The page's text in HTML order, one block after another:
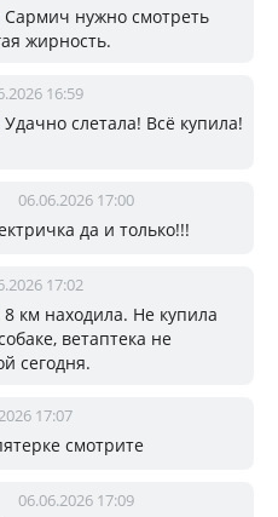
Сармич нужно смотреть
жирность.
16:59
Удачно слетала! Всё купила!
06.06.2026 17:00
да и только!!!
17:02
8 км находила. Не купила
ветаптека не
сегодня.
17:07
смотрите
06.06.2026 17:09